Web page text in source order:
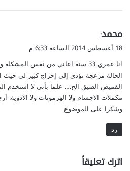
ي
ق
ل
محمد:
18 أغسطس 2014 الساعة 6:33 م
انا عمري 33 سنة اعاني من نفس
الحالة مزعجة تؤدى إلى إحراج كبير لي حيث
القميص الضيق الخ…. علما بأني لا استخدم
مكملات الاجسام ولا الهرمونات ولا
وشكرا على الموضوع
رد
اترك تعليقاً